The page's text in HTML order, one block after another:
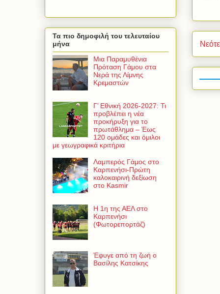
Τα πιο δημοφιλή του τελευταίου
μήνα
Μια Παραμυθένια
Πρόταση Γάμου στα
Νερά της Λίμνης
Κρεμαστών
Γ’ Εθνική 2026-2027: Τι
προβλέπει η νέα
προκήρυξη για το
πρωτάθλημα – Έως
120 ομάδες και όμιλοι
με γεωγραφικά κριτήρια
Λαμπερός Γάμος στο
Καρπενήσι-Πρώτη
καλοκαιρινή δεξίωση
στο Kasmir
Η 1η της ΑΕΛ στο
Καρπενήσι
(Φωτορεπορτάζ)
Έφυγε από τη ζωή ο
Βασίλης Κατσίκης